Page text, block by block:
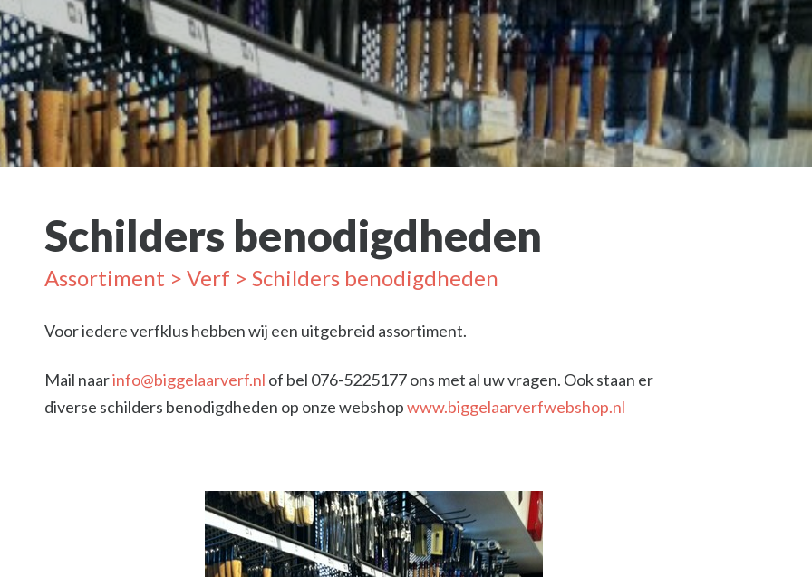
Schilders benodigdheden
Assortiment > Verf > Schilders benodigdheden
Voor iedere verfklus hebben wij een uitgebreid assortiment.
Mail naarinfo@biggelaarverf.nl of bel 076-5225177 ons met al uw vragen. Ook staan er
diverse schilders benodigdheden op onze webshopwww.biggelaarverfwebshop.nl